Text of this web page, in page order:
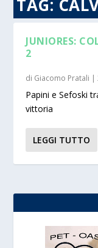
TAG:
JUNIORES:
2
di Giacomo Pratali |
Papini e Sefoski
vittoria
LEGGI TUTTO